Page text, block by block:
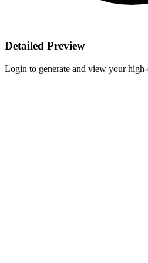
Detailed Preview
Login to generate and view your